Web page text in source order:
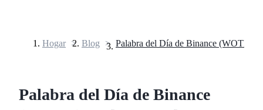
Hogar > Blog >
Palabra del Día de Binance